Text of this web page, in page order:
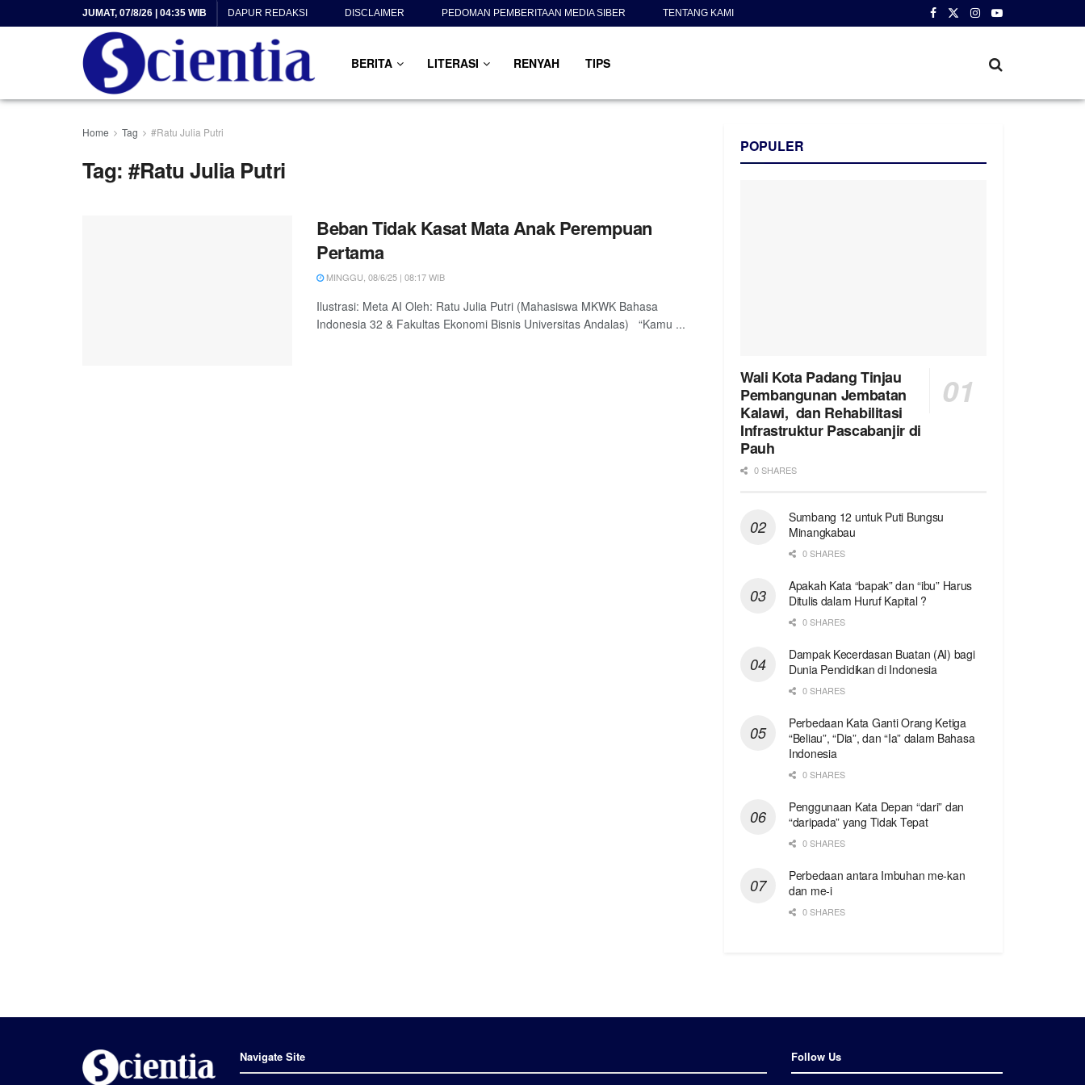
JUMAT, 07/8/26 | 04:35 WIB DAPUR REDAKSI DISCLAIMER PEDOMAN PEMBERITAAN MEDIA SIBER TENTANG KAMI
BERITA LITERASI RENYAH TIPS
Home Tag #Ratu Julia Putri
Tag:#Ratu Julia Putri
Beban Tidak Kasat Mata Anak Perempuan
Pertama
MINGGU, 08/6/25 | 08:17 WIB
Ilustrasi: Meta AI Oleh: Ratu Julia Putri (Mahasiswa MKWK Bahasa
Indonesia 32 & Fakultas Ekonomi Bisnis Universitas Andalas) “Kamu ...
POPULER
Wali Kota Padang Tinjau
Pembangunan Jembatan
Kalawi, dan Rehabilitasi
Infrastruktur Pascabanjir di
Pauh
0 SHARES
Sumbang 12 untuk Puti Bungsu
Minangkabau
0 SHARES
Apakah Kata “bapak” dan “ibu” Harus
Ditulis dalam Huruf Kapital ?
0 SHARES
Dampak Kecerdasan Buatan (AI) bagi
Dunia Pendidikan di Indonesia
0 SHARES
Perbedaan Kata Ganti Orang Ketiga
“Beliau”, “Dia”, dan “Ia” dalam Bahasa
Indonesia
0 SHARES
Penggunaan Kata Depan “dari” dan
“daripada” yang Tidak Tepat
0 SHARES
Perbedaan antara Imbuhan me-kan
dan me-i
0 SHARES
Navigate Site Follow Us